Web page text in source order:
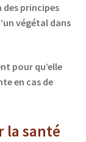
des principes
végétal dans
pour qu’elle
en cas de
la santé